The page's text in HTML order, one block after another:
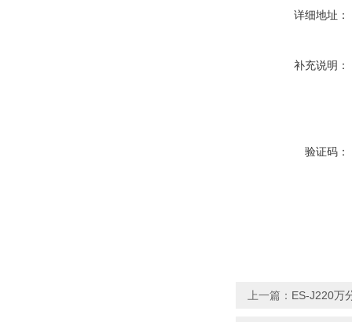
详细地址：
补充说明：
验证码：
上一篇： ES-J220万